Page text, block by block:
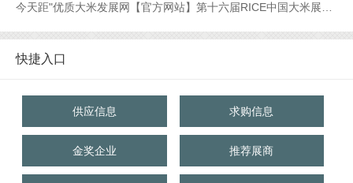
快捷入口
供应信息 求购信息
金奖企业 推荐展商